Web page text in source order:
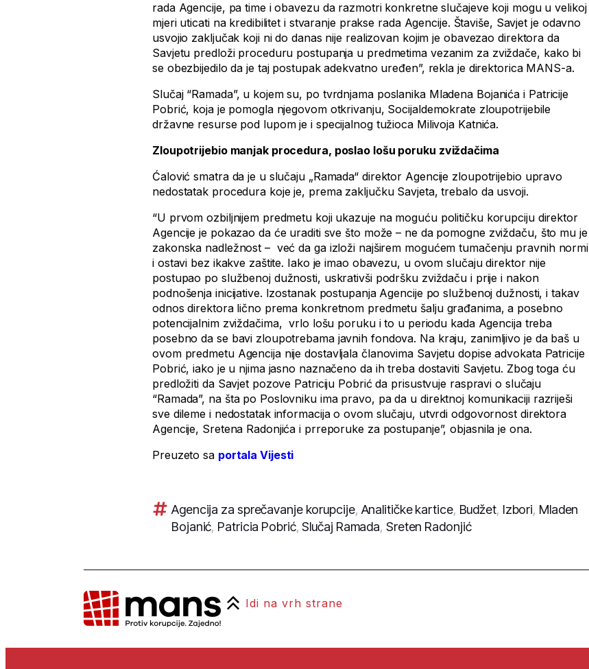
rada Agencije, pa time i obavezu da razmotri konkretne slučajeve koji mogu u velikoj
mjeri uticati na kredibilitet i stvaranje prakse rada Agencije. Štaviše, Savjet je odavno
usvojio zaključak koji ni do danas nije realizovan kojim je obavezao direktora da
Savjetu predloži proceduru postupanja u predmetima vezanim za zviždače, kako bi
se obezbijedilo da je taj postupak adekvatno uređen”, rekla je direktorica MANS-a.
Slučaj “Ramada”, u kojem su, po tvrdnjama poslanika Mladena Bojanića i Patricije
Pobrić, koja je pomogla njegovom otkrivanju, Socijaldemokrate zloupotrijebile
državne resurse pod lupom je i specijalnog tužioca Milivoja Katnića.
Zloupotrijebio manjak procedura, poslao lošu poruku zviždačima
Ćalović smatra da je u slučaju „Ramada“ direktor Agencije zloupotrijebio upravo
nedostatak procedura koje je, prema zaključku Savjeta, trebalo da usvoji.
“U prvom ozbiljnijem predmetu koji ukazuje na moguću političku korupciju direktor
Agencije je pokazao da će uraditi sve što može – ne da pomogne zviždaču, što mu je
zakonska nadležnost – već da ga izloži najširem mogućem tumačenju pravnih normi
i ostavi bez ikakve zaštite. Iako je imao obavezu, u ovom slučaju direktor nije
postupao po službenoj dužnosti, uskrativši podršku zviždaču i prije i nakon
podnošenja inicijative. Izostanak postupanja Agencije po službenoj dužnosti, i takav
odnos direktora lično prema konkretnom predmetu šalju građanima, a posebno
potencijalnim zviždačima, vrlo lošu poruku i to u periodu kada Agencija treba
posebno da se bavi zloupotrebama javnih fondova. Na kraju, zanimljivo je da baš u
ovom predmetu Agencija nije dostavljala članovima Savjetu dopise advokata Patricije
Pobrić, iako je u njima jasno naznačeno da ih treba dostaviti Savjetu. Zbog toga ću
predložiti da Savjet pozove Patriciju Pobrić da prisustvuje raspravi o slučaju
“Ramada”, na šta po Poslovniku ima pravo, pa da u direktnoj komunikaciji razriješi
sve dileme i nedostatak informacija o ovom slučaju, utvrdi odgovornost direktora
Agencije, Sretena Radonjića i prreporuke za postupanje”, objasnila je ona.
Preuzeto sa portala Vijesti
Agencija za sprečavanje korupcije, Analitičke kartice, Budžet, Izbori, Mladen
Bojanić, Patricia Pobrić,Slučaj Ramada, Sreten Radonjić
Idi na vrh strane